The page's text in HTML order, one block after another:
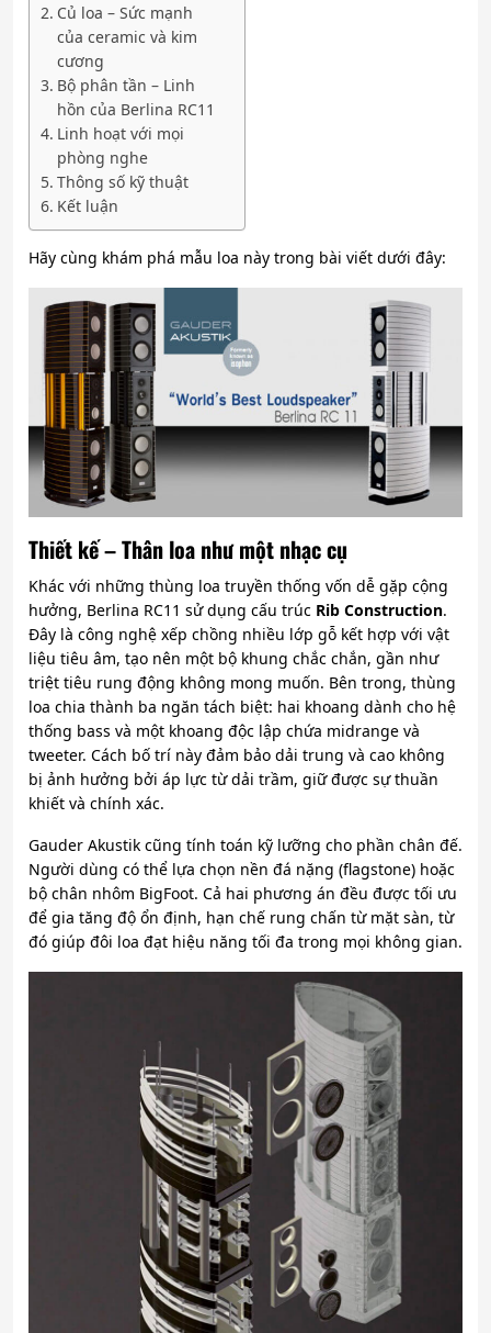
Củ loa – Sức mạnh
của ceramic và kim
cương
Bộ phân tần – Linh
hồn của Berlina RC11
Linh hoạt với mọi
phòng nghe
Thông số kỹ thuật
Kết luận
Hãy cùng khám phá mẫu loa này trong bài viết dưới đây:
Thiết kế – Thân loa như một nhạc cụ
Khác với những thùng loa truyền thống vốn dễ gặp cộng
hưởng, Berlina RC11 sử dụng cấu trúc Rib Construction.
Đây là công nghệ xếp chồng nhiều lớp gỗ kết hợp với vật
liệu tiêu âm, tạo nên một bộ khung chắc chắn, gần như
triệt tiêu rung động không mong muốn. Bên trong, thùng
loa chia thành ba ngăn tách biệt: hai khoang dành cho hệ
thống bass và một khoang độc lập chứa midrange và
tweeter. Cách bố trí này đảm bảo dải trung và cao không
bị ảnh hưởng bởi áp lực từ dải trầm, giữ được sự thuần
khiết và chính xác.
Gauder Akustik cũng tính toán kỹ lưỡng cho phần chân đế.
Người dùng có thể lựa chọn nền đá nặng (flagstone) hoặc
bộ chân nhôm BigFoot. Cả hai phương án đều được tối ưu
để gia tăng độ ổn định, hạn chế rung chấn từ mặt sàn, từ
đó giúp đôi loa đạt hiệu năng tối đa trong mọi không gian.